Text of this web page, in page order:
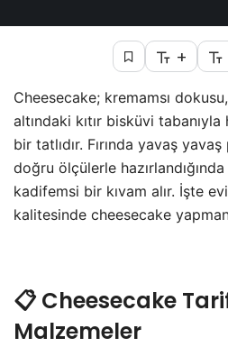
+
Cheesecake; kremamsı
altındaki kıtır bisküvi
bir tatlıdır. Fırında yavaş
doğru ölçülerle
kadifemsi bir kıvam alır. İşte
kalitesinde cheesecake
📋 Cheesecake
Malzemeler